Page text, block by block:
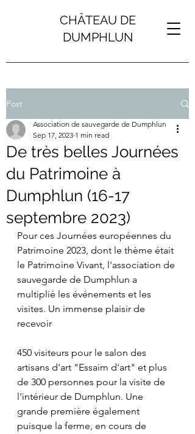
CHÂTEAU DE
DUMPHLUN
Post
De très belles Journées
du Patrimoine à
Dumphlun (16-17
septembre 2023)
Association de sauvegarde de Dumphlun
Sep 17, 2023 1 min read
Pour ces Journées européennes du
Patrimoine 2023, dont le thème était
le Patrimoine Vivant, l'association de
sauvegarde de Dumphlun a
multiplié les événements et les
visites. Un immense plaisir de
recevoir
450 visiteurs pour le salon des
artisans d'art "Essaim d'art" et plus
de 300 personnes pour la visite de
l'intérieur de Dumphlun. Une
grande première également
puisque la ferme, en cours de